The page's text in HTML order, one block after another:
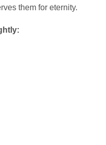
them for eternity.